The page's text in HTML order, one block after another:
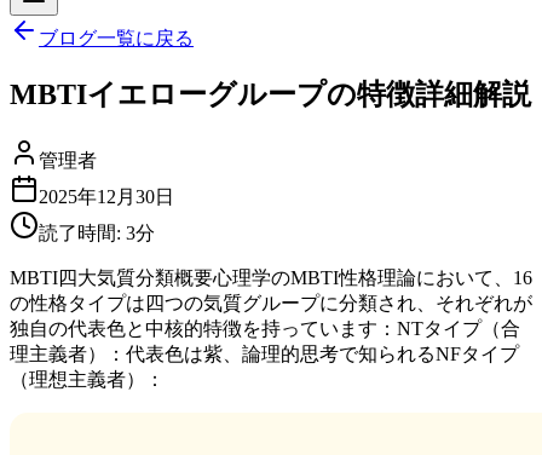
ブログ一覧に戻る
MBTIイエローグループの特徴詳細解説
管理者
2025年12月30日
読了時間: 3分
MBTI四大気質分類概要心理学のMBTI性格理論において、16
の性格タイプは四つの気質グループに分類され、それぞれが
独自の代表色と中核的特徴を持っています：NTタイプ（合
理主義者）：代表色は紫、論理的思考で知られるNFタイプ
（理想主義者）：